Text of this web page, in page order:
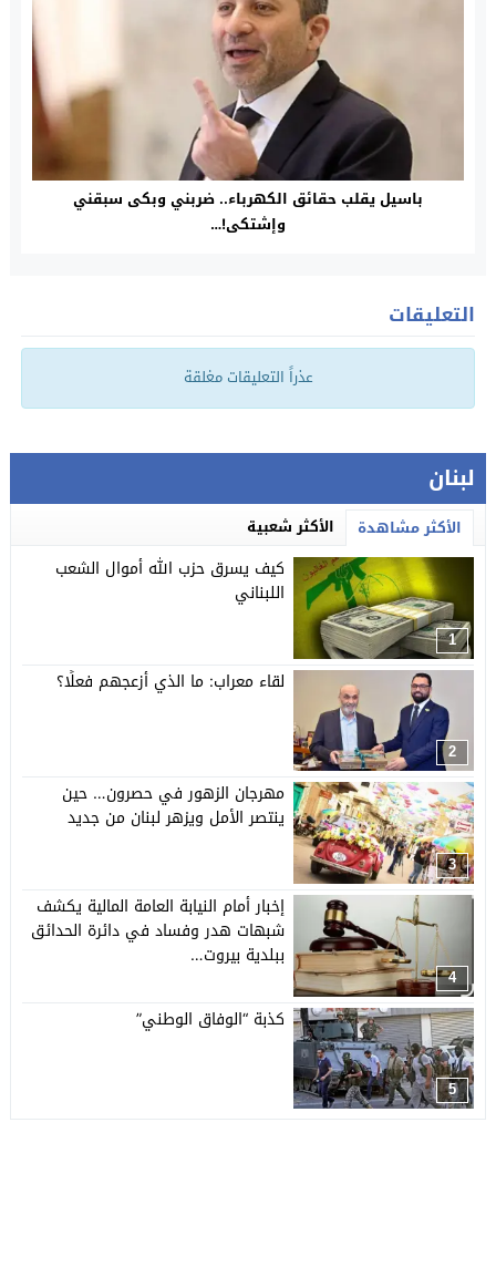
باسيل يقلب حقائق الكهرباء.. ضربني وبكى سبقني
وإشتكى!…
التعليقات
عذراً التعليقات مغلقة
لبنان
الأكثر مشاهدة الأكثر شعبية
1
كيف يسرق حزب الله أموال الشعب
اللبناني
2
لقاء معراب: ما الذي أزعجهم فعلًا؟
3
مهرجان الزهور في حصرون… حين
ينتصر الأمل ويزهر لبنان من جديد
4
إخبار أمام النيابة العامة المالية يكشف
شبهات هدر وفساد في دائرة الحدائق
ببلدية بيروت…
5
كذبة “الوفاق الوطني”